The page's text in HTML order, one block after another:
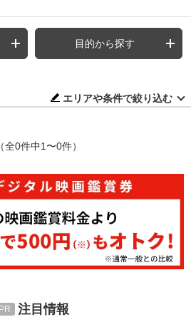
目的から探す
エリアや条件で絞り込む
（全0件中1〜0件）
注目情報